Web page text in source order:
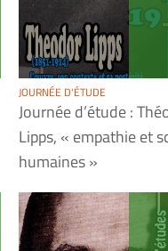
JOURNÉE D'ÉTUDE
Journée d’étude :
Lipps, « empathie et
humaines »